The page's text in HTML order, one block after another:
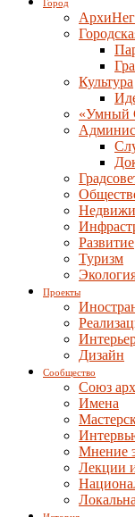
Город
Культура
«Умный
Развитие
Туризм
Проекты
Дизайн
Сообщество
Союз
Имена
Мнение
Лекции